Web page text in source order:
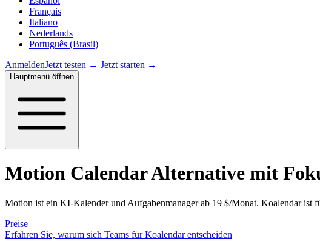
Français
Italiano
Nederlands
Português (Brasil)
AnmeldenJetzt testen → Jetzt starten →
Hauptmenü öffnen
Motion Calendar Alternative mit
Motion ist ein KI-Kalender und Aufgabenmanager ab 19 $/Monat. Koalendar ist
Preise
Erfahren Sie, warum sich Teams für Koalendar entscheiden